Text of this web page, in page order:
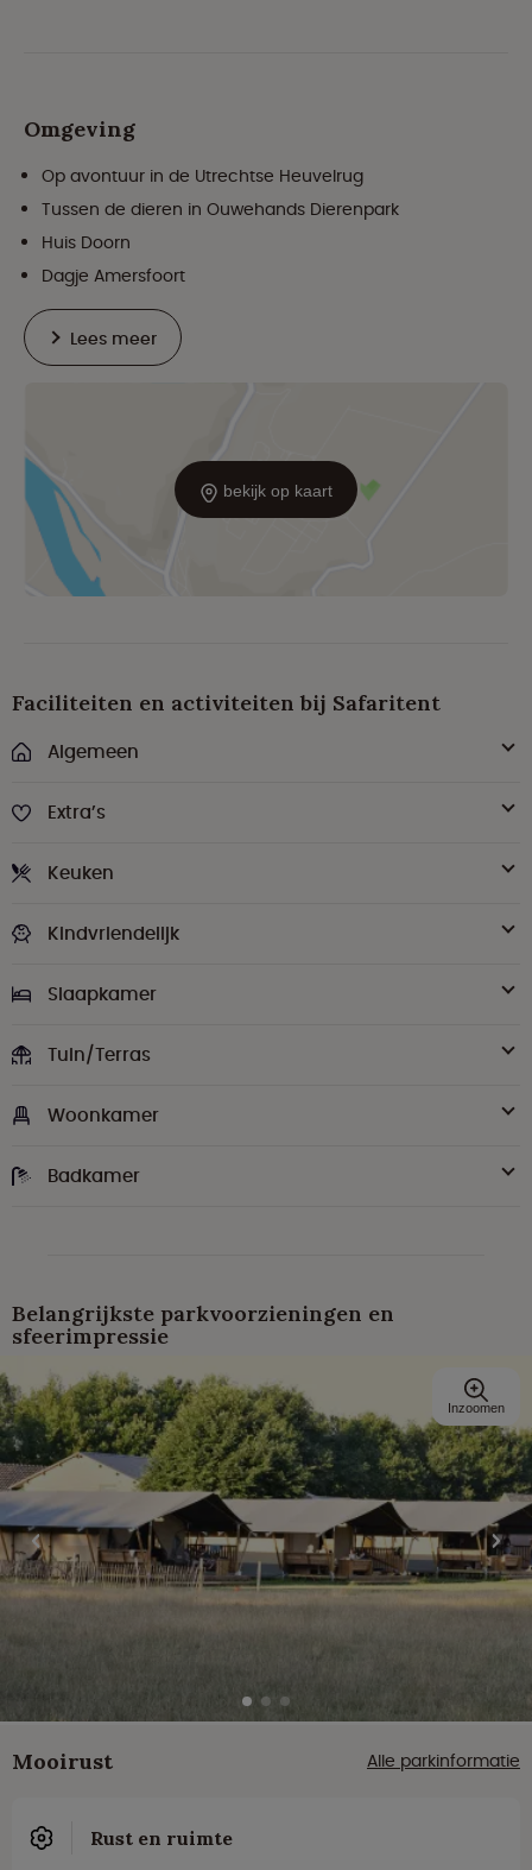
bekijk op kaart
Omgeving
Op avontuur in de Utrechtse Heuvelrug
Tussen de dieren in Ouwehands Dierenpark
Huis Doorn
Dagje Amersfoort
Lees meer
Faciliteiten en activiteiten bij Safaritent
Algemeen
Extra’s
Keuken
Kindvriendelijk
Slaapkamer
Tuin/Terras
Woonkamer
Badkamer
Belangrijkste parkvoorzieningen en
sfeerimpressie
Inzoomen
Mooirust Alle parkinformatie
Rust en ruimte